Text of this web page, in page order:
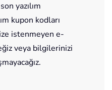
yazılım
kupon kodları
istenmeyen e-
veya bilgilerinizi